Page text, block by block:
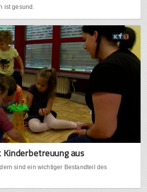
ist gesund.
aus
sind ein wichtiger Bestandteil des